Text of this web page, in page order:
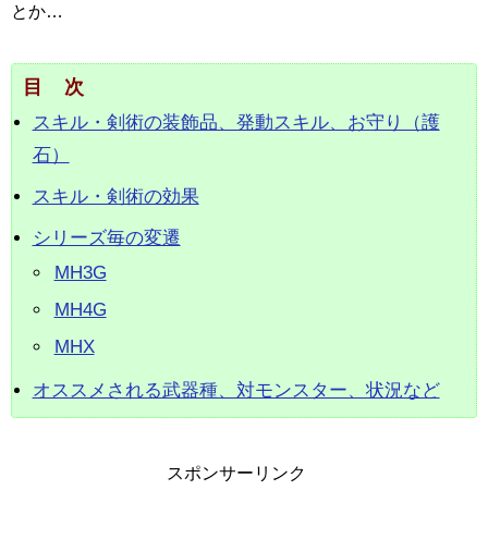
とか…
目次
スキル・剣術の装飾品、発動スキル、お守り（護
石）
スキル・剣術の効果
シリーズ毎の変遷
MH3G
MH4G
MHX
オススメされる武器種、対モンスター、状況など
スポンサーリンク